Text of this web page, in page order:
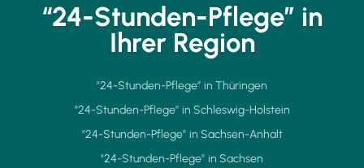
“24-Stunden-Pflege” in
Ihrer Region
"24-Stunden-Pflege” in Thüringen
"24-Stunden-Pflege” in Schleswig-Holstein
"24-Stunden-Pflege” in Sachsen-Anhalt
"24-Stunden-Pflege” in Sachsen